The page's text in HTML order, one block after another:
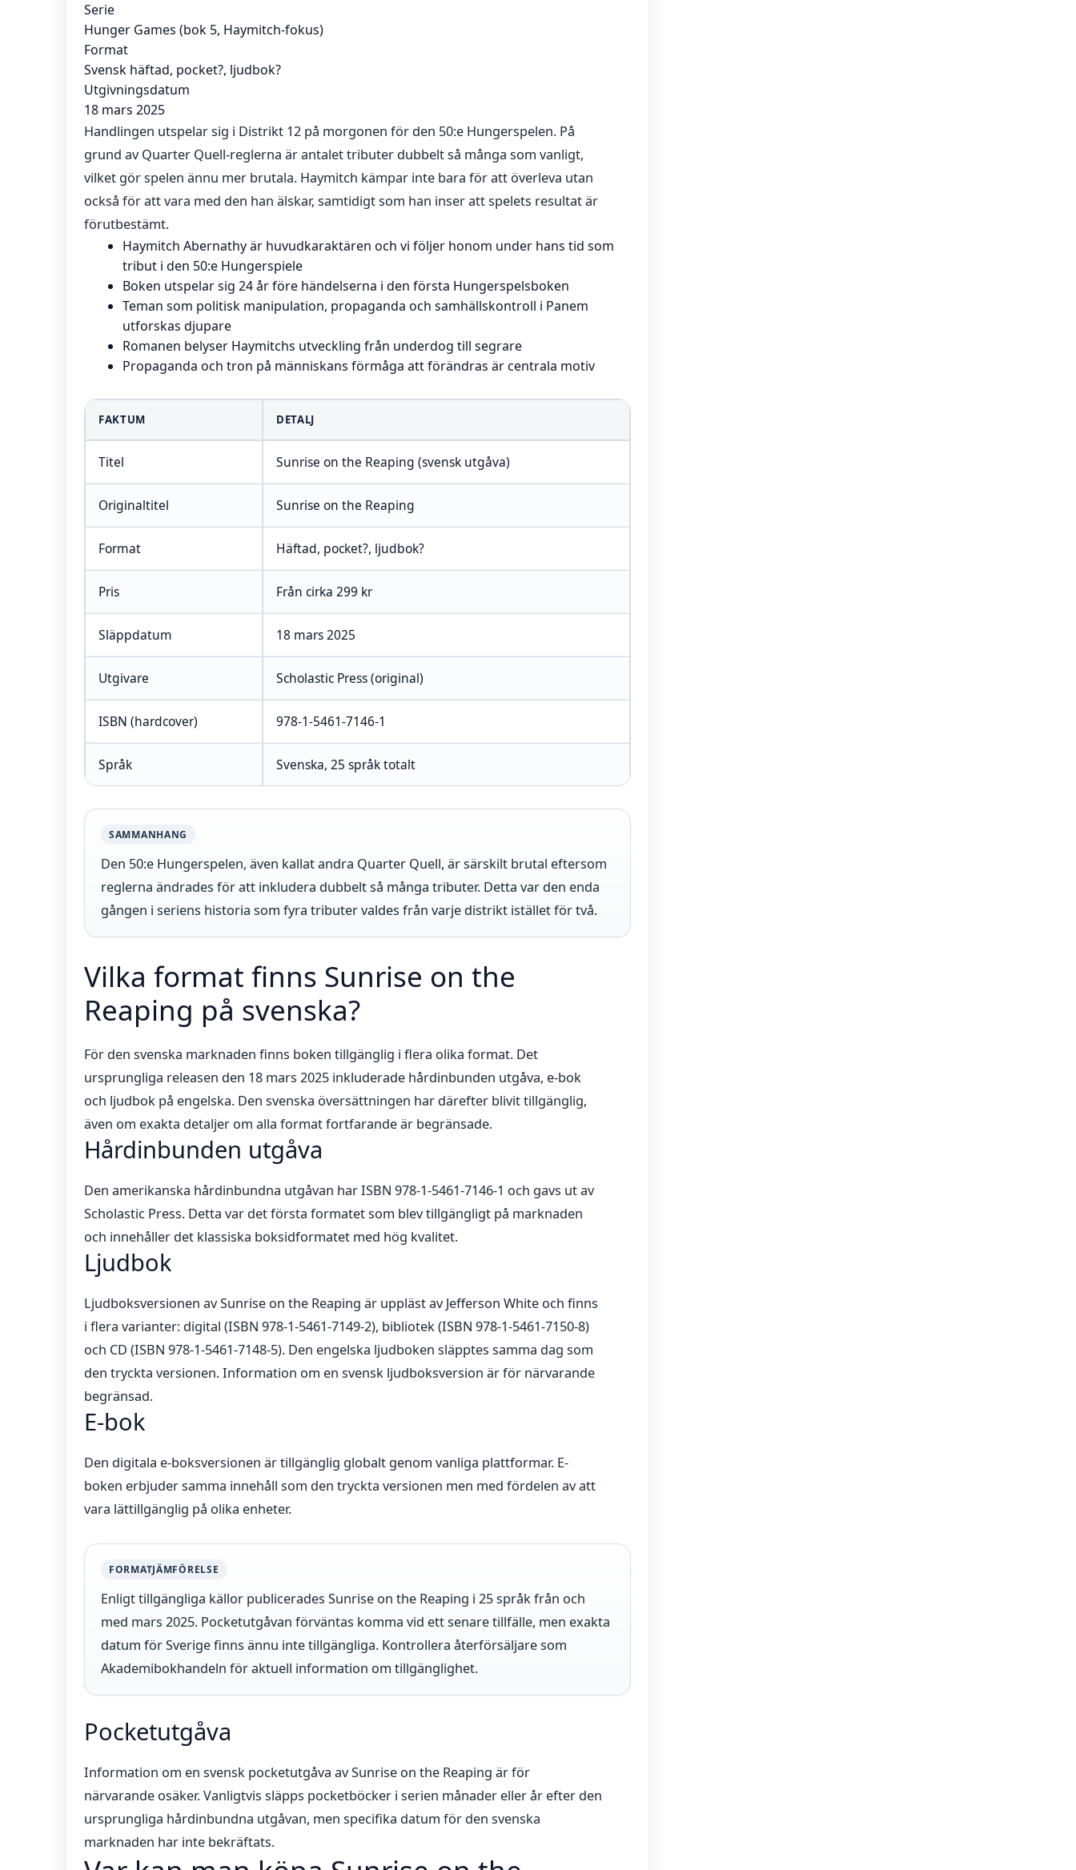
Serie
Hunger Games (bok 5, Haymitch-fokus)
Format
Svensk häftad, pocket?, ljudbok?
Utgivningsdatum
18 mars 2025
Handlingen utspelar sig i Distrikt 12 på morgonen för den 50:e Hungerspelen. På
grund av Quarter Quell-reglerna är antalet tributer dubbelt så många som vanligt,
vilket gör spelen ännu mer brutala. Haymitch kämpar inte bara för att överleva utan
också för att vara med den han älskar, samtidigt som han inser att spelets resultat är
förutbestämt.
Haymitch Abernathy är huvudkaraktären och vi följer honom under hans tid som
tribut i den 50:e Hungerspiele
Boken utspelar sig 24 år före händelserna i den första Hungerspelsboken
Teman som politisk manipulation, propaganda och samhällskontroll i Panem
utforskas djupare
Romanen belyser Haymitchs utveckling från underdog till segrare
Propaganda och tron på människans förmåga att förändras är centrala motiv
FAKTUM DETALJ
Titel Sunrise on the Reaping (svensk utgåva)
Originaltitel Sunrise on the Reaping
Format Häftad, pocket?, ljudbok?
Pris Från cirka 299 kr
Släppdatum 18 mars 2025
Utgivare Scholastic Press (original)
ISBN (hardcover) 978-1-5461-7146-1
Språk Svenska, 25 språk totalt
SAMMANHANG
Den 50:e Hungerspelen, även kallat andra Quarter Quell, är särskilt brutal eftersom
reglerna ändrades för att inkludera dubbelt så många tributer. Detta var den enda
gången i seriens historia som fyra tributer valdes från varje distrikt istället för två.
Vilka format finns Sunrise on the
Reaping på svenska?
För den svenska marknaden finns boken tillgänglig i flera olika format. Det
ursprungliga releasen den 18 mars 2025 inkluderade hårdinbunden utgåva, e-bok
och ljudbok på engelska. Den svenska översättningen har därefter blivit tillgänglig,
även om exakta detaljer om alla format fortfarande är begränsade.
Hårdinbunden utgåva
Den amerikanska hårdinbundna utgåvan har ISBN 978-1-5461-7146-1 och gavs ut av
Scholastic Press. Detta var det första formatet som blev tillgängligt på marknaden
och innehåller det klassiska boksidformatet med hög kvalitet.
Ljudbok
Ljudboksversionen av Sunrise on the Reaping är uppläst av Jefferson White och finns
i flera varianter: digital (ISBN 978-1-5461-7149-2), bibliotek (ISBN 978-1-5461-7150-8)
och CD (ISBN 978-1-5461-7148-5). Den engelska ljudboken släpptes samma dag som
den tryckta versionen. Information om en svensk ljudboksversion är för närvarande
begränsad.
E-bok
Den digitala e-boksversionen är tillgänglig globalt genom vanliga plattformar. E-
boken erbjuder samma innehåll som den tryckta versionen men med fördelen av att
vara lättillgänglig på olika enheter.
FORMATJÄMFÖRELSE
Enligt tillgängliga källor publicerades Sunrise on the Reaping i 25 språk från och
med mars 2025. Pocketutgåvan förväntas komma vid ett senare tillfälle, men exakta
datum för Sverige finns ännu inte tillgängliga. Kontrollera återförsäljare som
Akademibokhandeln för aktuell information om tillgänglighet.
Pocketutgåva
Information om en svensk pocketutgåva av Sunrise on the Reaping är för
närvarande osäker. Vanligtvis släpps pocketböcker i serien månader eller år efter den
ursprungliga hårdinbundna utgåvan, men specifika datum för den svenska
marknaden har inte bekräftats.